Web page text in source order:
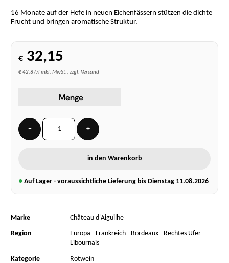
16 Monate auf der Hefe in neuen Eichenfässern stützen die dichte
Frucht und bringen aromatische Struktur.
€ 32,15
€ 42,87/l inkl. MwSt., zzgl. Versand
Menge
− +
in den Warenkorb
● Auf Lager - voraussichtliche Lieferung bis Dienstag 11.08.2026
Marke Château d'Aiguilhe
Region Europa - Frankreich- Bordeaux- Rechtes Ufer-
Libournais
Kategorie Rotwein